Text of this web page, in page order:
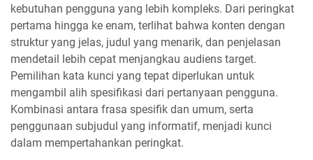
kebutuhan pengguna yang lebih kompleks. Dari peringkat
pertama hingga ke enam, terlihat bahwa konten dengan
struktur yang jelas, judul yang menarik, dan penjelasan
mendetail lebih cepat menjangkau audiens target.
Pemilihan kata kunci yang tepat diperlukan untuk
mengambil alih spesifikasi dari pertanyaan pengguna.
Kombinasi antara frasa spesifik dan umum, serta
penggunaan subjudul yang informatif, menjadi kunci
dalam mempertahankan peringkat.